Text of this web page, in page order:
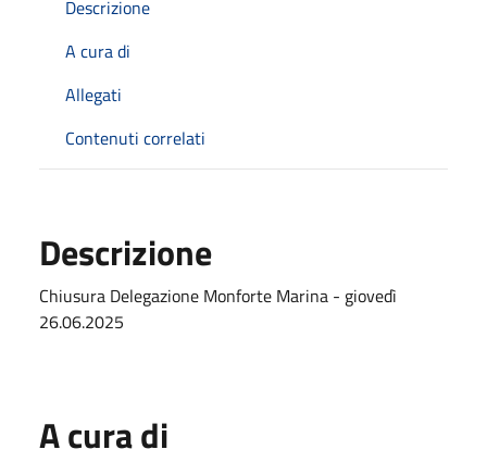
Descrizione
A cura di
Allegati
Contenuti correlati
Descrizione
Chiusura Delegazione Monforte Marina - giovedì
26.06.2025
A cura di